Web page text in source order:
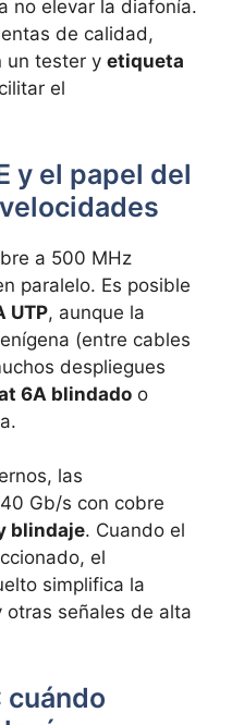
no elevar la diafonía.
de calidad,
un tester y etiqueta
el
y el papel del
a 500 MHz
paralelo. Es posible
UTP, aunque la
(entre cables
despliegues
6A blindado o
las
Gb/s con cobre
blindaje. Cuando el
el
simplifica la
otras señales de alta
cuándo